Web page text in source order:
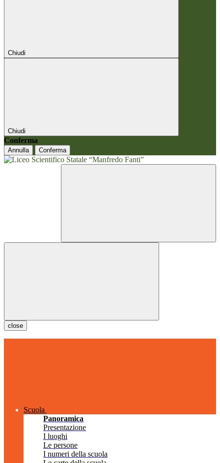
Chiudi
Chiudi
Conferma
Annulla Conferma
close
Scuola
Panoramica
Presentazione
I luoghi
Le persone
I numeri della scuola